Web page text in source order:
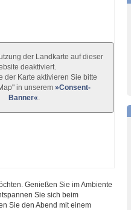
der Landkarte auf dieser
deaktiviert.
der Karte aktivieren Sie bitte
in unserem »Consent-
Banner«
Genießen Sie im Ambiente
Sie sich beim
Sie den Abend mit einem